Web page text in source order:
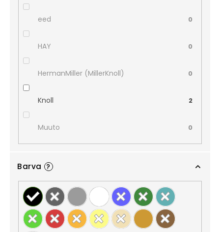
eed 0
HAY 0
HermanMiller (MillerKnoll) 0
Knoll 2
Muuto 0
Barva ?